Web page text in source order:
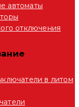
автоматы
отключения
в литом